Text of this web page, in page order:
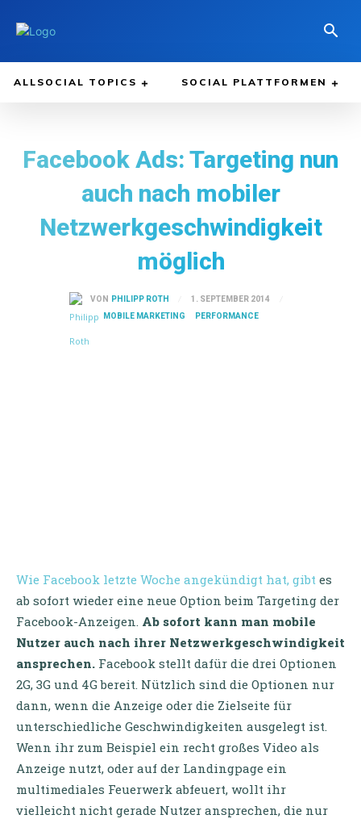
ALLSOCIAL TOPICS SOCIAL PLATTFORMEN
Facebook Ads: Targeting nun
auch nach mobiler
Netzwerkgeschwindigkeit
möglich
VON PHILIPP ROTH
1. SEPTEMBER 2014
MOBILE MARKETING
PERFORMANCE
Wie Facebook letzte Woche angekündigt hat, gibt es
ab sofort wieder eine neue Option beim Targeting der
Facebook-Anzeigen. Ab sofort kann man mobile
Nutzer auch nach ihrer Netzwerkgeschwindigkeit
ansprechen. Facebook stellt dafür die drei Optionen
2G, 3G und 4G bereit. Nützlich sind die Optionen nur
dann, wenn die Anzeige oder die Zielseite für
unterschiedliche Geschwindigkeiten ausgelegt ist.
Wenn ihr zum Beispiel ein recht großes Video als
Anzeige nutzt, oder auf der Landingpage ein
multimediales Feuerwerk abfeuert, wollt ihr
vielleicht nicht gerade Nutzer ansprechen, die nur